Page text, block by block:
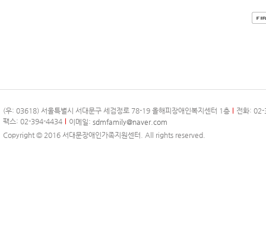
(우: 03618) 서울특별시 서대문구 세검정로 78-19 올해피장애인복지센터 1층
전화:
팩스: 02-394-4434
이메일: sdmfamily@naver.com
Copyright © 2016 서대문장애인가족지원센터. All rights reserved.